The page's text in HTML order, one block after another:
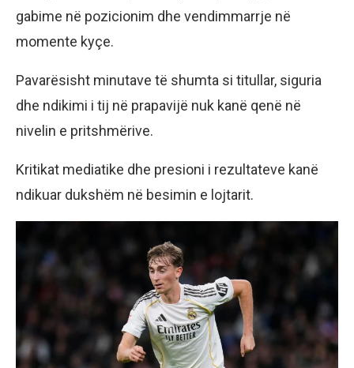
gabime në pozicionim dhe vendimmarrje në
momente kyçe.
Pavarësisht minutave të shumta si titullar, siguria
dhe ndikimi i tij në prapavijë nuk kanë qenë në
nivelin e pritshmërive.
Kritikat mediatike dhe presioni i rezultateve kanë
ndikuar dukshëm në besimin e lojtarit.